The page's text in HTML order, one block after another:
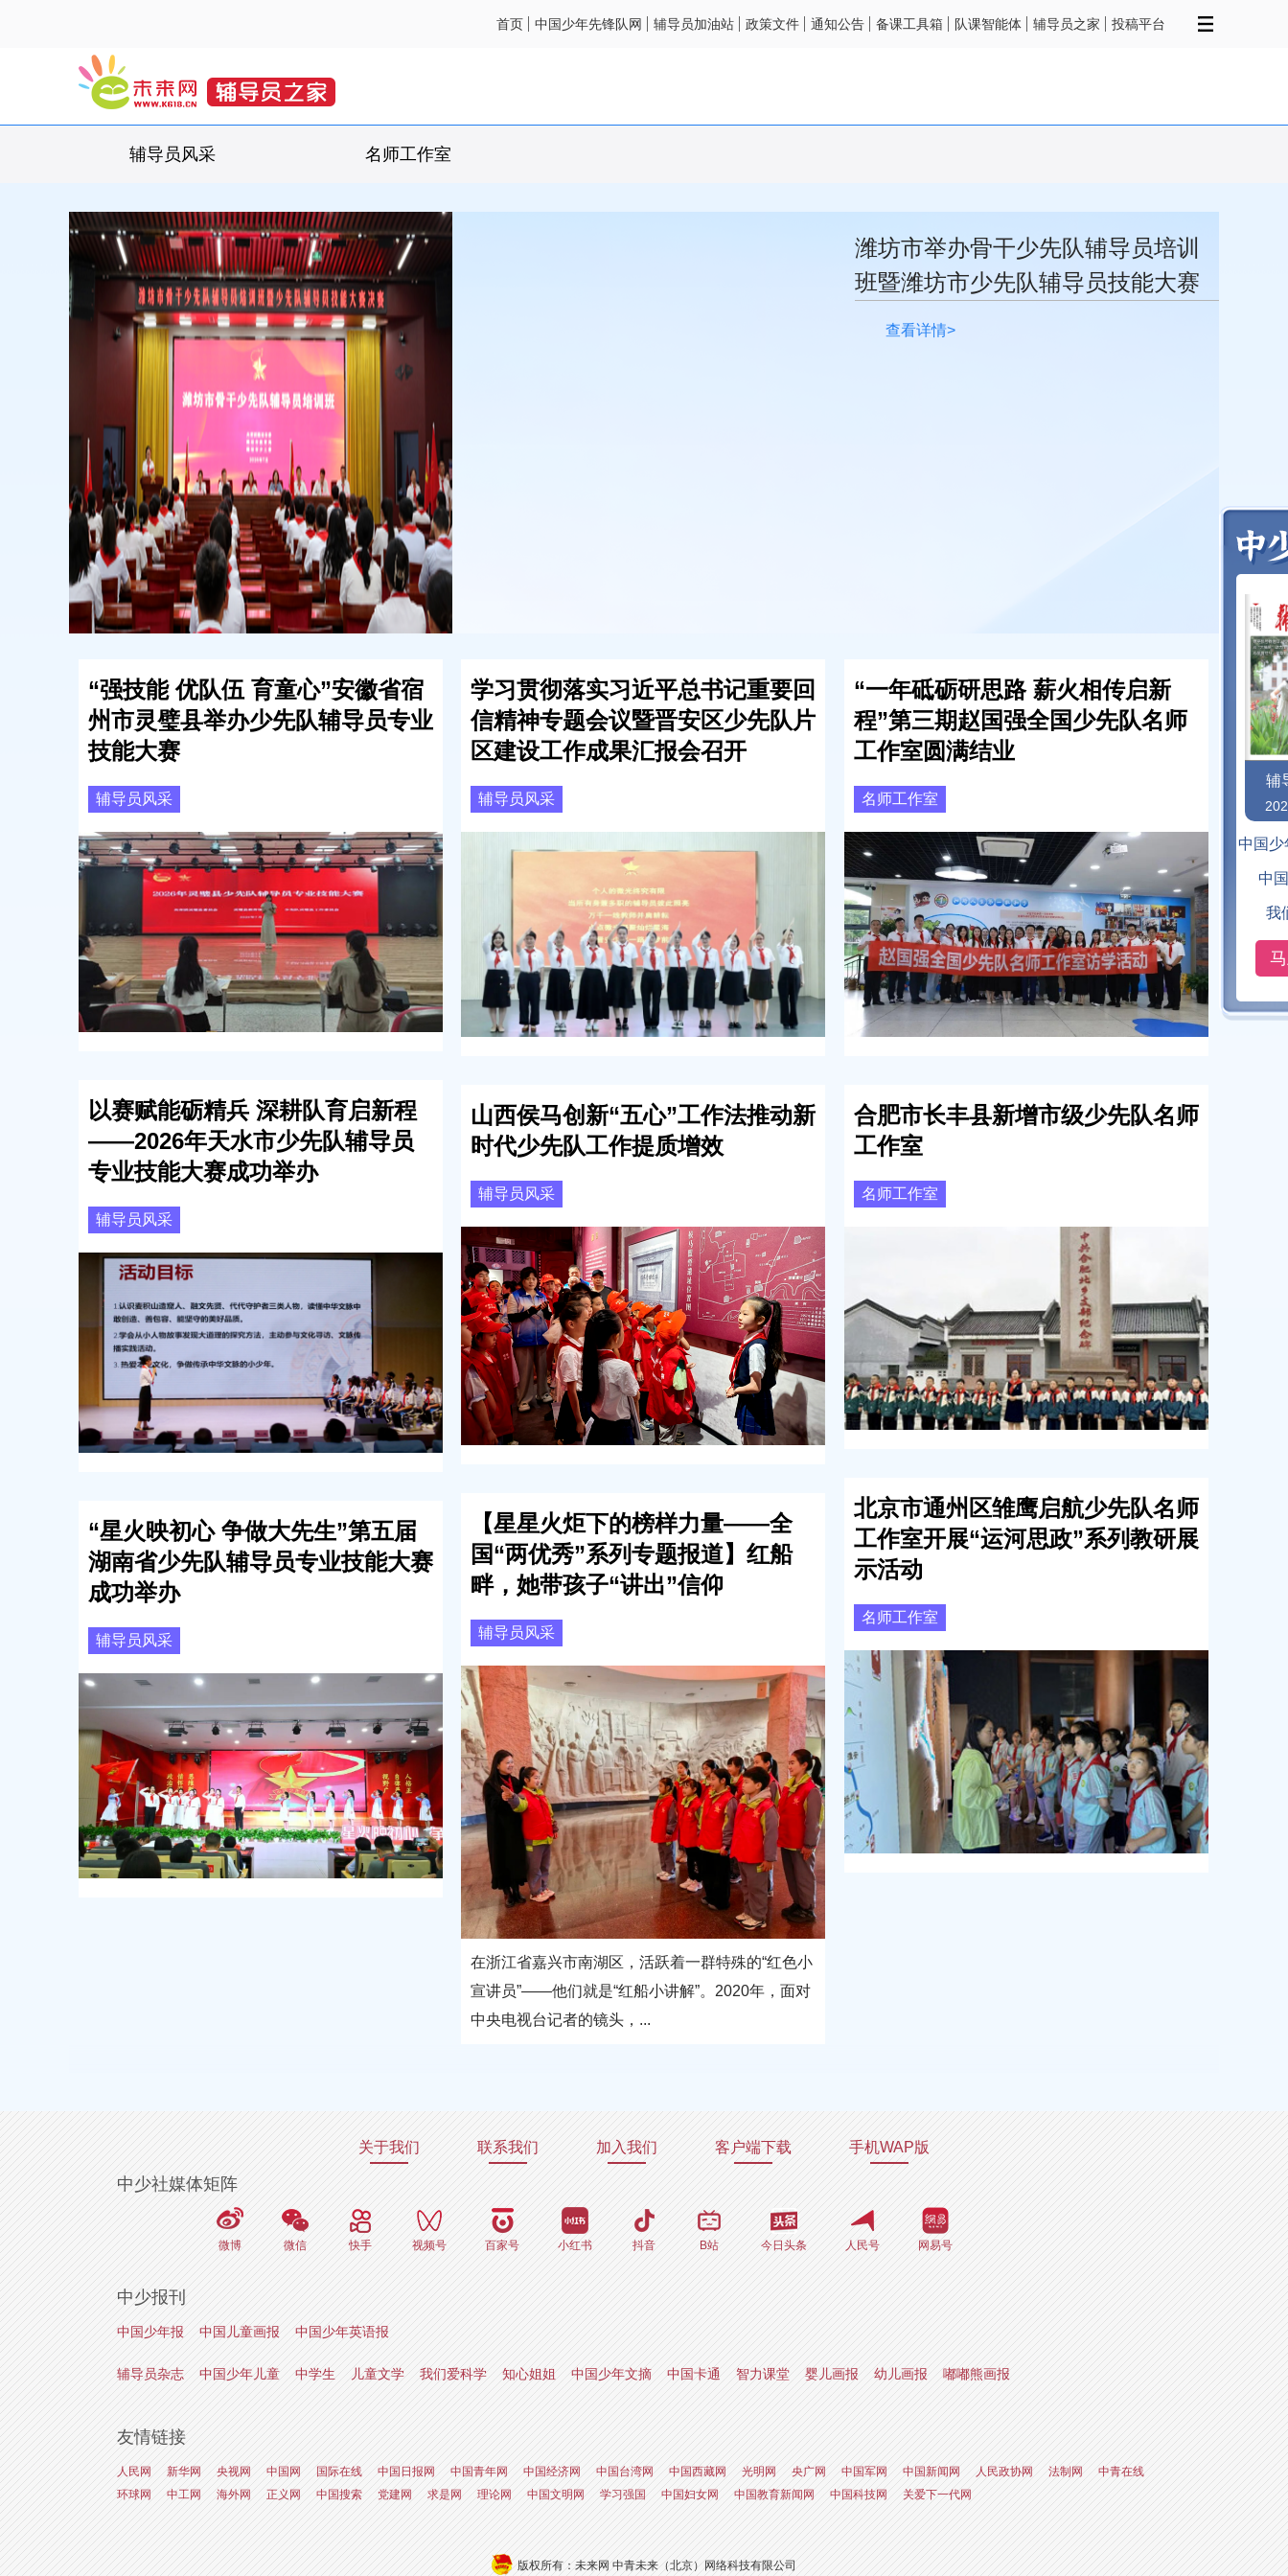
首页 中国少年先锋队网 辅导员加油站 政策文件 通知公告 备课工具箱 队课智能体 辅导员之家 投稿平台
辅导员风采 名师工作室
潍坊市举办骨干少先队辅导员培训
班暨潍坊市少先队辅导员技能大赛
查看详情>
“强技能 优队伍 育童心”安徽省宿
州市灵璧县举办少先队辅导员专业
技能大赛
辅导员风采
以赛赋能砺精兵 深耕队育启新程
——2026年天水市少先队辅导员
专业技能大赛成功举办
辅导员风采
“星火映初心 争做大先生”第五届
湖南省少先队辅导员专业技能大赛
成功举办
辅导员风采
学习贯彻落实习近平总书记重要回
信精神专题会议暨晋安区少先队片
区建设工作成果汇报会召开
辅导员风采
山西侯马创新“五心”工作法推动新
时代少先队工作提质增效
辅导员风采
【星星火炬下的榜样力量——全
国“两优秀”系列专题报道】红船
畔，她带孩子“讲出”信仰
辅导员风采
在浙江省嘉兴市南湖区，活跃着一群特殊的“红色小
宣讲员”——他们就是“红船小讲解”。2020年，面对
中央电视台记者的镜头，...
“一年砥砺研思路 薪火相传启新
程”第三期赵国强全国少先队名师
工作室圆满结业
名师工作室
合肥市长丰县新增市级少先队名师
工作室
名师工作室
北京市通州区雏鹰启航少先队名师
工作室开展“运河思政”系列教研展
示活动
名师工作室
关于我们 联系我们 加入我们 客户端下载 手机WAP版
中少社媒体矩阵
微博 微信 快手 视频号 百家号 小红书 抖音 B站 今日头条 人民号 网易号
中少报刊
中国少年报 中国儿童画报 中国少年英语报
辅导员杂志 中国少年儿童 中学生 儿童文学 我们爱科学 知心姐姐 中国少年文摘 中国卡通 智力课堂 婴儿画报 幼儿画报 嘟嘟熊画报
友情链接
人民网 新华网 央视网 中国网 国际在线 中国日报网 中国青年网 中国经济网 中国台湾网 中国西藏网 光明网 央广网 中国军网 中国新闻网 人民政协网 法制网
中青在线
环球网
中工网 海外网 正义网 中国搜索 党建网 求是网 理论网 中国文明网 学习强国 中国妇女网 中国教育新闻网 中国科技网 关爱下一代网
版权所有：未来网 中青未来（北京）网络科技有限公司
辅
中国少
中
我